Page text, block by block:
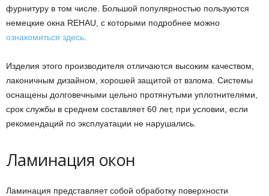
фурнитуру в том числе. Большой популярностью пользуются
немецкие окна REHAU, с которыми подробнее можно
ознакомиться здесь
Изделия этого производителя отличаются высоким качеством,
лаконичным дизайном, хорошей защитой от взлома. Системы
оснащены долговечными цельно протянутыми уплотнителями,
срок службы в среднем составляет 60 лет, при условии, если
рекомендаций по эксплуатации не нарушались.
Ламинация окон
Ламинация представляет собой обработку поверхности